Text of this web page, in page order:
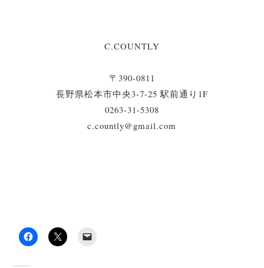
C.COUNTLY
〒390-0811
長野県松本市中央3-7-25 駅前通り1F
0263-31-5308
c.countly@gmail.com